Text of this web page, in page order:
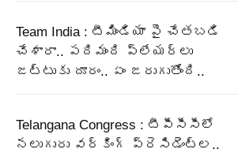
Team India : టీమిండియా పై చేతబడి
చేశారా.. పదిమంది ప్లేయర్లు
జట్టుకు దూరం.. ఏం జరుగుతోంది..
Telangana Congress : టీపీసీసీలో
నలుగురు వర్కింగ్‌ ప్రెసిడెంట్ల..